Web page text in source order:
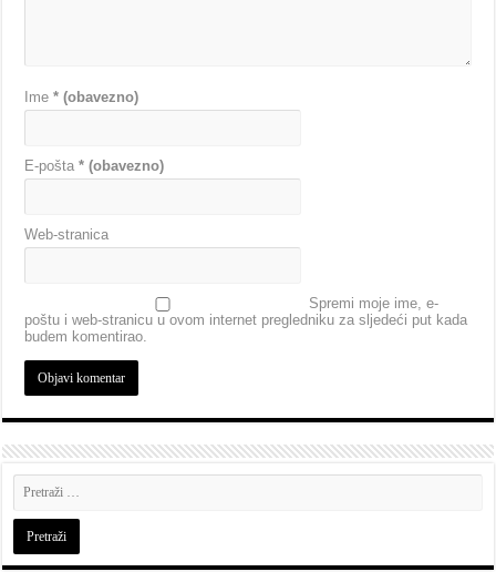
Ime* (obavezno)
E-pošta* (obavezno)
Web-stranica
Spremi moje ime, e-
poštu i web-stranicu u ovom internet pregledniku za sljedeći put kada
budem komentirao.